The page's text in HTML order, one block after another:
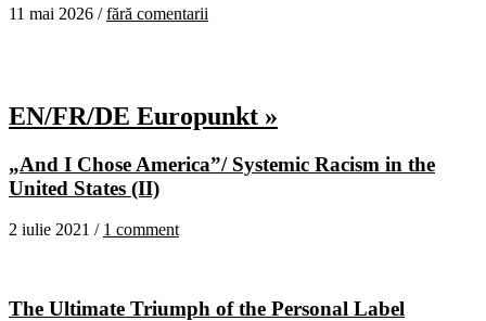
11 mai 2026 /fără comentarii
EN/FR/DE Europunkt »
„And I Chose America”/ Systemic Racism in the
United States (II)
2 iulie 2021 / 1 comment
The Ultimate Triumph of the Personal Label